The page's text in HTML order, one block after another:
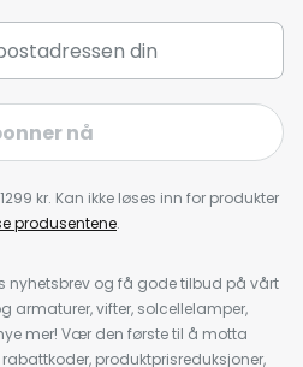
nå
kr. Kan ikke løses inn for produkter
produsentene.
nyhetsbrev og få gode tilbud på vårt
armaturer, vifter, solcellelamper,
mer! Vær den første til å motta
produktprisreduksjoner,